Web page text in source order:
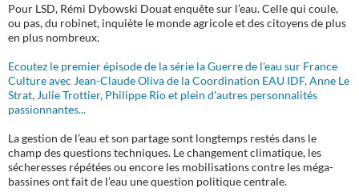
Pour LSD, Rémi Dybowski Douat enquête sur l’eau. Celle qui coule,
ou pas, du robinet, inquiète le monde agricole et des citoyens de plus
en plus nombreux.
Ecoutez le premier épisode de la série la Guerre de l'eau sur France
Culture avec Jean-Claude Oliva de la Coordination EAU IDF, Anne Le
Strat, Julie Trottier, Philippe Rio et plein d'autres personnalités
passionnantes...
La gestion de l’eau et son partage sont longtemps restés dans le
champ des questions techniques. Le changement climatique, les
sécheresses répétées ou encore les mobilisations contre les méga-
bassines ont fait de l’eau une question politique centrale.